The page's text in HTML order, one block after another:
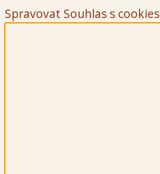
Spravovat Souhlas s cookies